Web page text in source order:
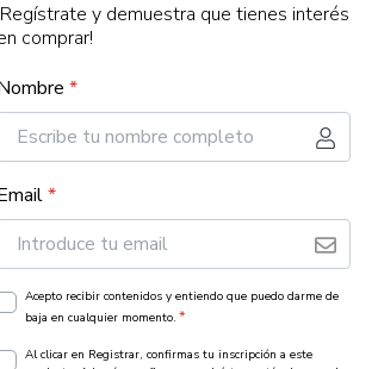
y demuestra que tienes interés
comprar!
*
*
Acepto recibir contenidos y entiendo que puedo darme de
baja en cualquier momento. *
Al clicar en Registrar, confirmas tu inscripción a este